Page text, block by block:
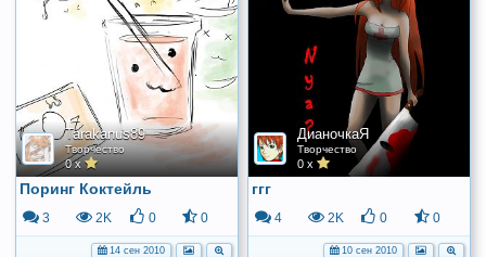
Tarakanus89
Творчество
0 x
Поринг Коктейль
3 2K 0 0
14 сен 2010
ДианочкаЯ
Творчество
0 x
ггг
4 2K 0 0
10 сен 2010